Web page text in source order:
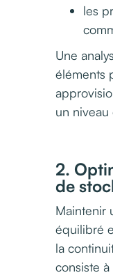
les
Une
éléments
un niveau
2.
de
Maintenir
équilibré
la
consiste